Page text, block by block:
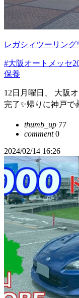
レガシィツーリング
#大阪オートメッセ
保養
12日月曜日、 大阪
完了✨帰りに神戸で
thumb_up 77
comment0
2024/02/14 16:26